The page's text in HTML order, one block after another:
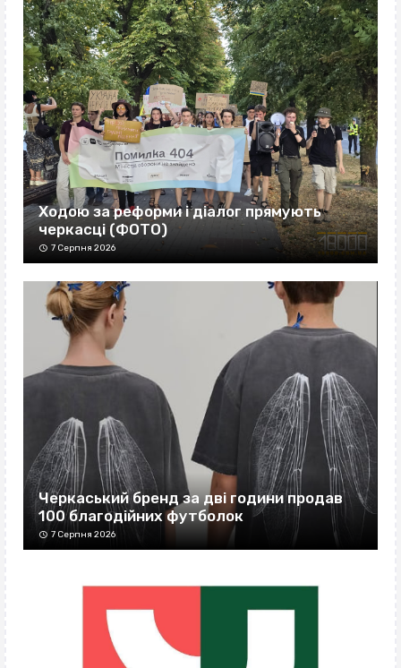
Ходою за реформи і діалог прямують
черкасці (ФОТО)
7 Серпня 2026
Черкаський бренд за дві години продав
100 благодійних футболок
7 Серпня 2026